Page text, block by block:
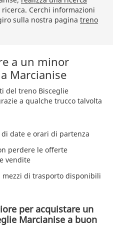
Cerchi informazioni
sulla nostra pagina treno
a un minor
Marcianise
del treno Bisceglie
a qualche trucco talvolta
date e orari di partenza
perdere le offerte
vendite
di trasporto disponibili
per acquistare un
Marcianise a buon